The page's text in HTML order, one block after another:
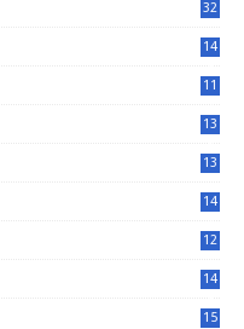
32
14
11
13
13
14
12
14
15